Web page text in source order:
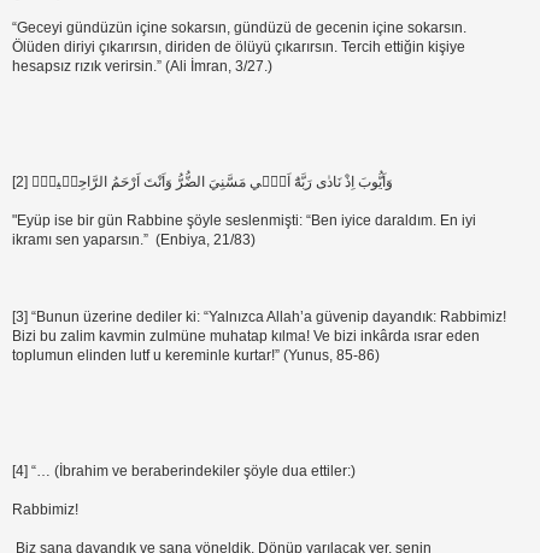
“Geceyi gündüzün içine sokarsın, gündüzü de gecenin içine sokarsın.
Ölüden diriyi çıkarırsın, diriden de ölüyü çıkarırsın. Tercih ettiğin kişiye
hesapsız rızık verirsin.” (Ali İmran, 3/27.)
[2] وَاَيُّوبَ اِذْ نَادٰى رَبَّهُٓ اَنّ۪ي مَسَّنِيَ الضُّرُّ وَاَنْتَ اَرْحَمُ الرَّاحِم۪ينَۚ
"Eyüp ise bir gün Rabbine şöyle seslenmişti: “Ben iyice daraldım. En iyi
ikramı sen yaparsın.” (Enbiya, 21/83)
[3] “Bunun üzerine dediler ki: “Yalnızca Allah’a güvenip dayandık: Rabbimiz!
Bizi bu zalim kavmin zulmüne muhatap kılma! Ve bizi inkârda ısrar eden
toplumun elinden lutf u kereminle kurtar!” (Yunus, 85-86)
[4] “… (İbrahim ve beraberindekiler şöyle dua ettiler:)
Rabbimiz!
Biz sana dayandık ve sana yöneldik. Dönüp varılacak yer, senin